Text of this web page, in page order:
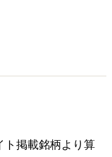
ト掲載銘柄より算